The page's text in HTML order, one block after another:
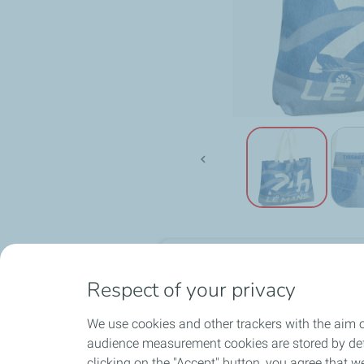

Préparez la saison estivale avec
Mans. Il allie élégance et
Expédition sous 24h en France
Respect of your privacy
We use cookies and other trackers with the
audience measurement cookies are stored by